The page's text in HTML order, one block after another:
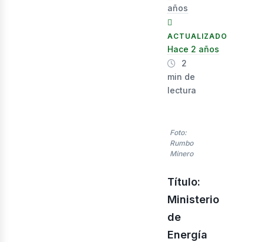
años
ACTUALIZADO
Hace 2 años
2
min de
lectura
Foto:
Rumbo
Minero
Título:
Ministerio
de
Energía